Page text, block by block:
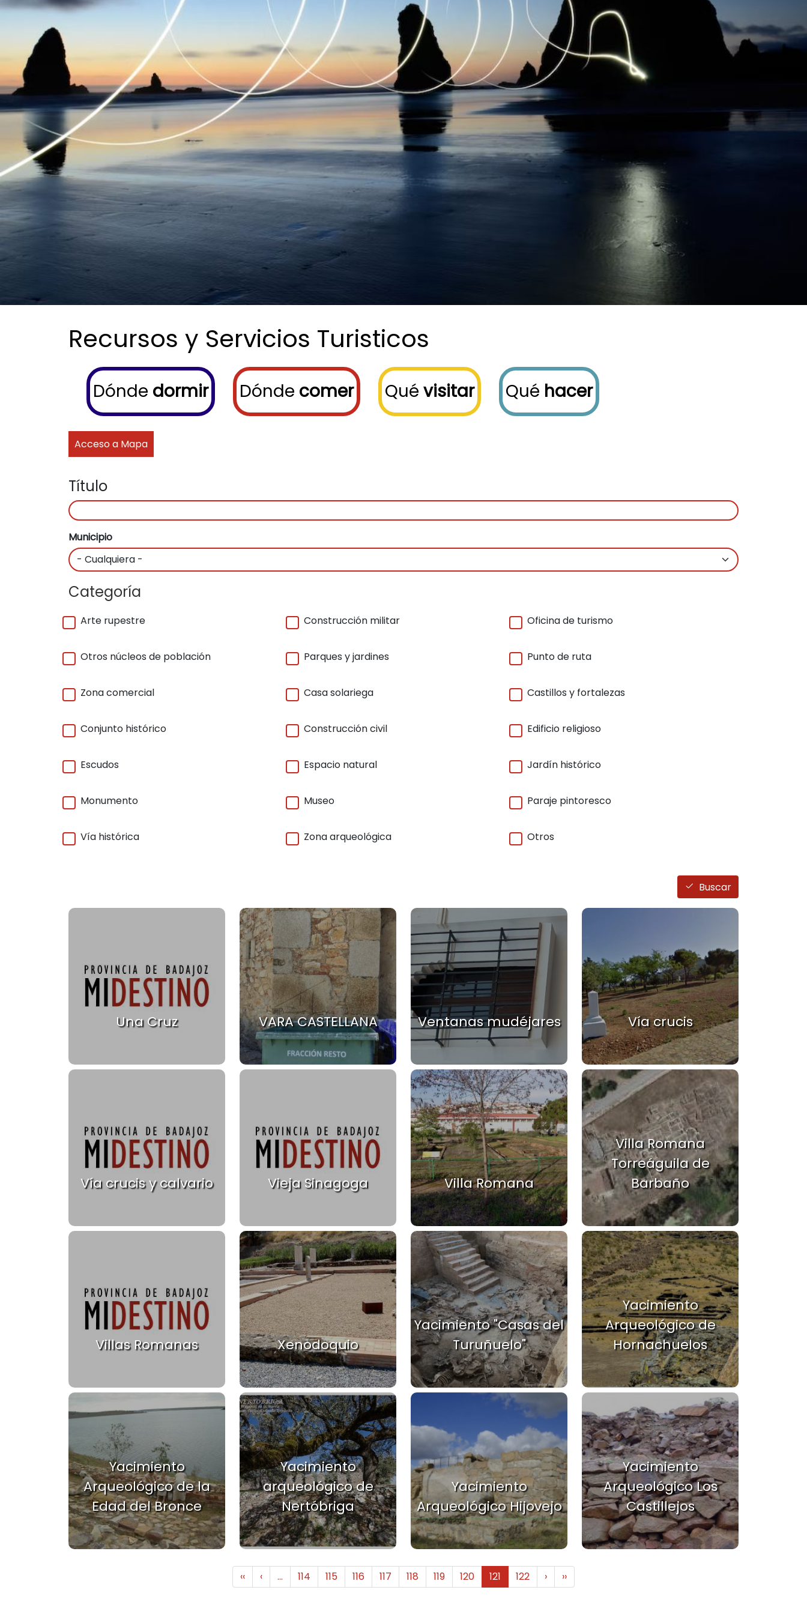
Recursos y Servicios Turisticos
Menu buscador
Dónde dormir Dónde comer Qué visitar Qué hacer
Acceso a Mapa
Título
Municipio
Categoría
Arte rupestre Construcción militar Oficina de turismo
Otros núcleos de población Parques y jardines Punto de ruta
Zona comercial Casa solariega Castillos y fortalezas
Conjunto histórico Construcción civil Edificio religioso
Escudos Espacio natural Jardín histórico
Monumento Museo Paraje pintoresco
Vía histórica Zona arqueológica Otros
Buscar
Una Cruz VARA CASTELLANA Ventanas mudéjares Vía crucis
Vía crucis y calvario Vieja Sinagoga Villa Romana
Villa Romana
Torreáguila de
Barbaño
Villas Romanas Xenodoquio
Yacimiento "Casas del
Turuñuelo"
Yacimiento
Arqueológico de
Hornachuelos
Yacimiento
Arqueológico de la
Edad del Bronce
Yacimiento
arqueológico de
Nertóbriga
Yacimiento
Arqueológico Hijovejo
Yacimiento
Arqueológico Los
Castillejos
‹‹Primera página
‹Página anterior
… 114 115 116 117 118 119 120 121 122 ›Siguiente página
››Última página